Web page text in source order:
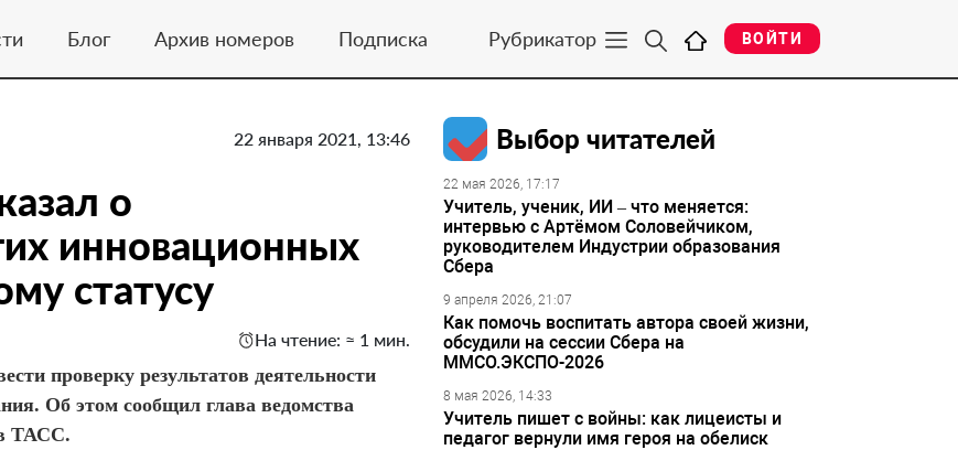
Блог Архив номеров Подписка Рубрикатор ВОЙТИ
22 января 2021, 13:46
о
инновационных
статусу
На чтение: ≈ 1 мин.
проверку результатов деятельности
Об этом сообщил глава ведомства
ТАСС.
Выбор читателей
22 мая 2026, 17:17
Учитель, ученик, ИИ – что меняется:
интервью с Артёмом Соловейчиком,
руководителем Индустрии образования
Сбера
9 апреля 2026, 21:07
Как помочь воспитать автора своей жизни,
обсудили на сессии Сбера на
ММСО.ЭКСПО-2026
8 мая 2026, 14:33
Учитель пишет с войны: как лицеисты и
педагог вернули имя героя на обелиск